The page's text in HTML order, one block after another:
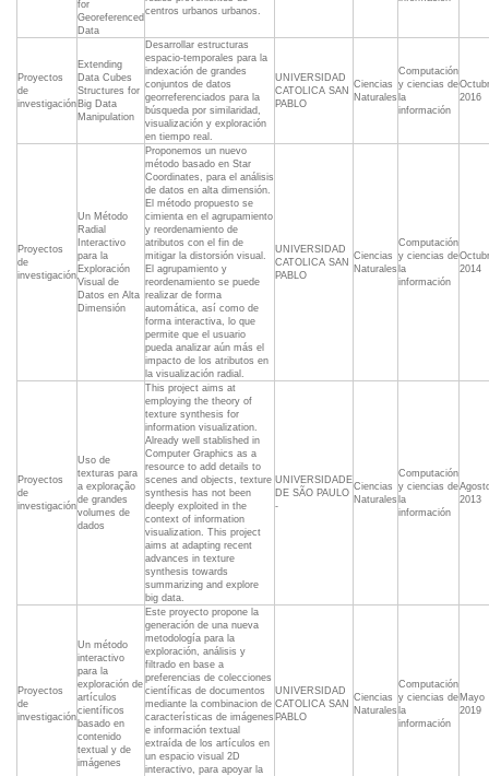
for
Georeferenced
Data
centros urbanos urbanos.
Proyectos
de
investigación
Extending
Data Cubes
Structures for
Big Data
Manipulation
Desarrollar estructuras
espacio-temporales para la
indexación de grandes
conjuntos de datos
georreferenciados para la
búsqueda por similaridad,
visualización y exploración
en tiempo real.
UNIVERSIDAD
CATOLICA SAN
PABLO
Ciencias
Naturales
Computación
y ciencias de
la
información
2016
Proyectos
de
investigación
Un Método
Radial
Interactivo
para la
Exploración
Visual de
Datos en Alta
Dimensión
Proponemos un nuevo
método basado en Star
Coordinates, para el análisis
de datos en alta dimensión.
El método propuesto se
cimienta en el agrupamiento
y reordenamiento de
atributos con el fin de
mitigar la distorsión visual.
El agrupamiento y
reordenamiento se puede
realizar de forma
automática, así como de
forma interactiva, lo que
permite que el usuario
pueda analizar aún más el
impacto de los atributos en
la visualización radial.
UNIVERSIDAD
CATOLICA SAN
PABLO
Ciencias
Naturales
Computación
y ciencias de
la
información
2014
Proyectos
de
investigación
Uso de
texturas para
a exploração
de grandes
volumes de
dados
This project aims at
employing the theory of
texture synthesis for
information visualization.
Already well stablished in
Computer Graphics as a
resource to add details to
scenes and objects, texture
synthesis has not been
deeply exploited in the
context of information
visualization. This project
aims at adapting recent
advances in texture
synthesis towards
summarizing and explore
big data.
UNIVERSIDADE
DE SÃO PAULO
-
Ciencias
Naturales
Computación
y ciencias de
la
información
2013
Proyectos
de
investigación
Un método
interactivo
para la
exploración de
artículos
científicos
basado en
contenido
textual y de
imágenes
Este proyecto propone la
generación de una nueva
metodología para la
exploración, análisis y
filtrado en base a
preferencias de colecciones
científicas de documentos
mediante la combinacion de
características de imágenes
e información textual
extraída de los artículos en
un espacio visual 2D
interactivo, para apoyar la
UNIVERSIDAD
CATOLICA SAN
PABLO
Ciencias
Naturales
Computación
y ciencias de
la
información
Mayo
2019